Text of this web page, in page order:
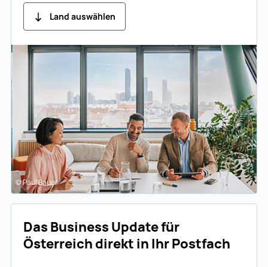
Land auswählen
© Paul Bauer
Das Business Update für
Österreich direkt in Ihr Postfach